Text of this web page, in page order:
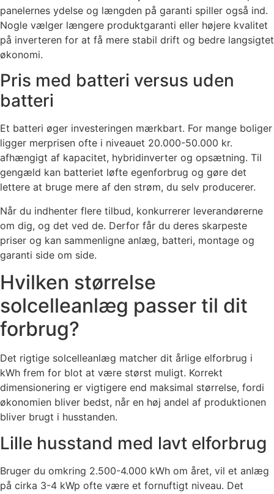
panelernes ydelse og længden på garanti spiller også ind.
Nogle vælger længere produktgaranti eller højere kvalitet
på inverteren for at få mere stabil drift og bedre langsigtet
økonomi.
Pris med batteri versus uden
batteri
Et batteri øger investeringen mærkbart. For mange boliger
ligger merprisen ofte i niveauet 20.000-50.000 kr.
afhængigt af kapacitet, hybridinverter og opsætning. Til
gengæld kan batteriet løfte egenforbrug og gøre det
lettere at bruge mere af den strøm, du selv producerer.
Når du indhenter flere tilbud, konkurrerer leverandørerne
om dig, og det ved de. Derfor får du deres skarpeste
priser og kan sammenligne anlæg, batteri, montage og
garanti side om side.
Hvilken størrelse
solcelleanlæg passer til dit
forbrug?
Det rigtige solcelleanlæg matcher dit årlige elforbrug i
kWh frem for blot at være størst muligt. Korrekt
dimensionering er vigtigere end maksimal størrelse, fordi
økonomien bliver bedst, når en høj andel af produktionen
bliver brugt i husstanden.
Lille husstand med lavt elforbrug
Bruger du omkring 2.500-4.000 kWh om året, vil et anlæg
på cirka 3-4 kWp ofte være et fornuftigt niveau. Det